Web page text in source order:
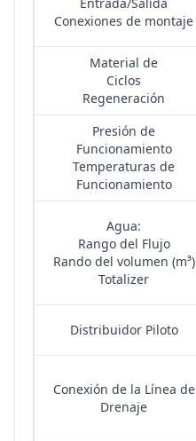
Conexiones de montaje
Material de
Ciclos
Regeneración
Presión de
Funcionamiento
Temperaturas de
Funcionamiento
Agua:
Rango del Flujo
Rando del volumen (m³)
Totalizer
Distribuidor Piloto
Conexión de la Línea de
Drenaje